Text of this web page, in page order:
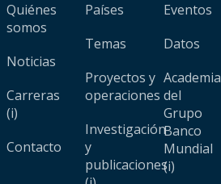
Quiénes
somos
Noticias
Carreras
(i)
Contacto
Países
Temas
Proyectos y
operaciones
Investigación
y
publicaciones
Eventos
Datos
Academia
del
Grupo
Banco
Mundial
(i)